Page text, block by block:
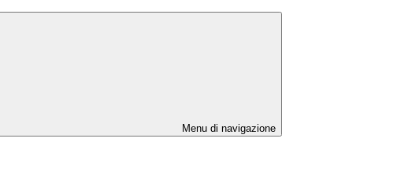
Menu di navigazione